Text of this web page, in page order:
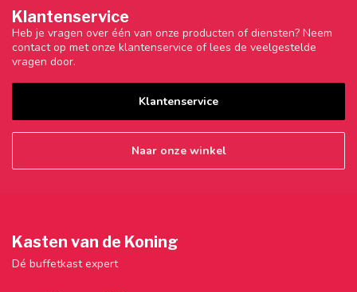
Klantenservice
Heb je vragen over één van onze producten of diensten? Neem
contact op met onze klantenservice of lees de veelgestelde
vragen door.
Klantenservice
Naar onze winkel
Kasten van de Koning
Dé buffetkast expert